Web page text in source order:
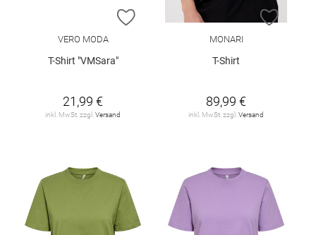
ZUR WUNSCHLISTE HINZUFÜGEN
VERO MODA
T-Shirt "VMSara"
21,99 €
inkl. MwSt. zzgl. Versand
ZUR
MONARI
T-Shirt
89,99 €
inkl. MwSt. zzgl. Versand